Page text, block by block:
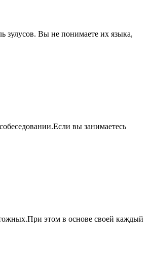
зулусов. Вы не понимаете их языка,
вы занимаетесь
этом в основе своей каждый